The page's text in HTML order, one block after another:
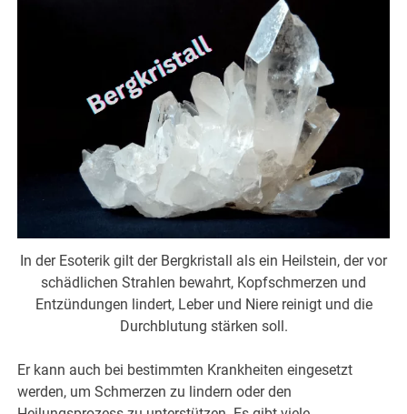
In der Esoterik gilt der Bergkristall als ein Heilstein, der vor
schädlichen Strahlen bewahrt, Kopfschmerzen und
Entzündungen lindert, Leber und Niere reinigt und die
Durchblutung stärken soll.
Er kann auch bei bestimmten Krankheiten eingesetzt
werden, um Schmerzen zu lindern oder den